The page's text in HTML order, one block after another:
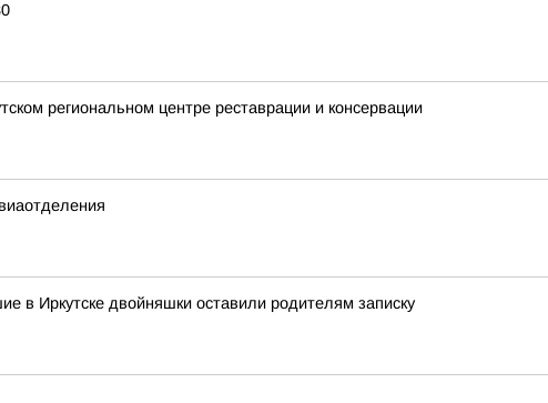
региональном центре реставрации и консервации
в Иркутске двойняшки оставили родителям записку